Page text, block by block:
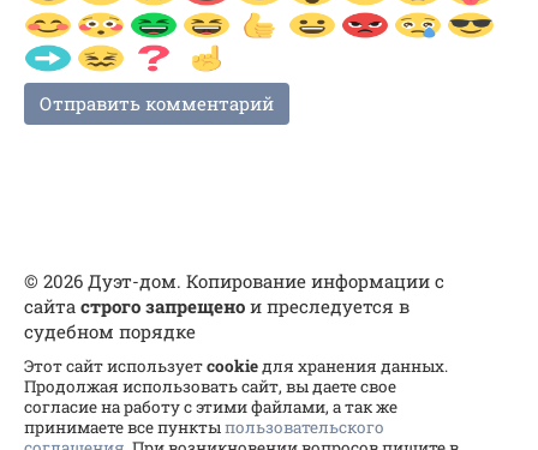
© 2026 Дуэт-дом. Копирование информации с
сайта строго запрещено и преследуется в
судебном порядке
Этот сайт используетcookieдля хранения данных.
Продолжая использовать сайт, вы даете свое
согласие на работу с этими файлами, а так же
принимаете все пунктыпользовательского